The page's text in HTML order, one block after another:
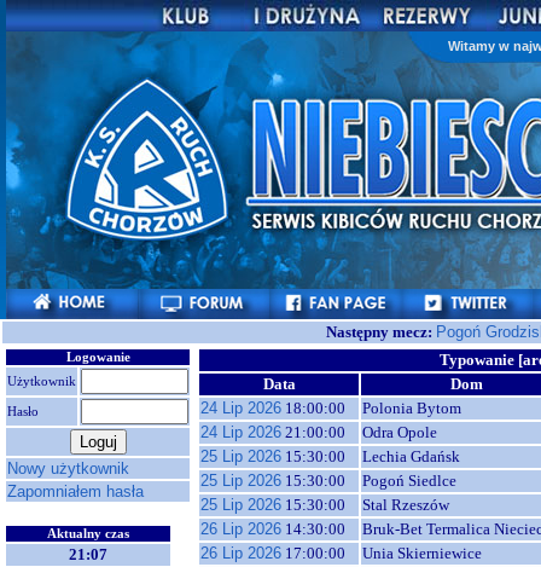
Witamy w
Następny mecz: Pogoń
Logowanie
Użytkownik
Hasło
Nowy użytkownik
Zapomniałem hasła
Aktualny czas
21:07
Typowanie
Data
Dom
24 Lip 2026 18:00:00
Polonia Bytom
24 Lip 2026 21:00:00
Odra Opole
25 Lip 2026 15:30:00
Lechia Gdańsk
25 Lip 2026 15:30:00
Pogoń Siedlce
25 Lip 2026 15:30:00
Stal Rzeszów
26 Lip 2026 14:30:00
Bruk-Bet Termalica
26 Lip 2026 17:00:00
Unia Skierniewice